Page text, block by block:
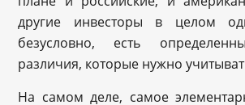
другие инвесторы в целом
безусловно, есть
различия, которые нужно
На самом деле, самое